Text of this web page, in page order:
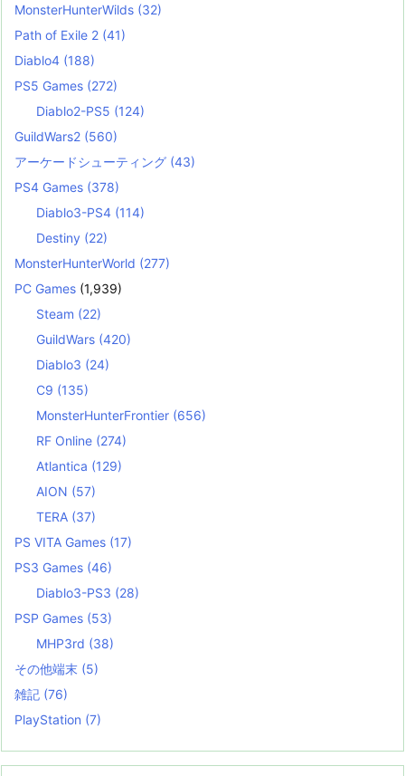
MonsterHunterWilds (32)
Path of Exile 2 (41)
Diablo4 (188)
PS5 Games (272)
Diablo2-PS5 (124)
GuildWars2 (560)
アーケードシューティング (43)
PS4 Games (378)
Diablo3-PS4 (114)
Destiny (22)
MonsterHunterWorld (277)
PC Games (1,939)
Steam (22)
GuildWars (420)
Diablo3 (24)
C9 (135)
MonsterHunterFrontier (656)
RF Online (274)
Atlantica (129)
AION (57)
TERA (37)
PS VITA Games (17)
PS3 Games (46)
Diablo3-PS3 (28)
PSP Games (53)
MHP3rd (38)
その他端末 (5)
雑記 (76)
PlayStation (7)